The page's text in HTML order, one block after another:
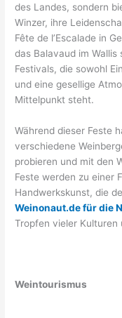
des Landes, sondern
Winzer, ihre
Fête de l’Escalade in
das Balavaud im
Festivals, die sowohl
und eine gesellige
Mittelpunkt steht.
Während dieser Feste
verschiedene
probieren und mit den
Feste werden zu einer
Handwerkskunst, die
Weinonaut.de für die
Tropfen vieler
Weintourismus